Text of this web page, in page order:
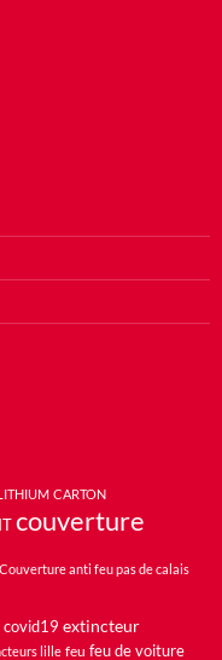
CARTON
couverture
Couverture anti feu pas de calais
covid19 extincteur
lille feu feu de voiture